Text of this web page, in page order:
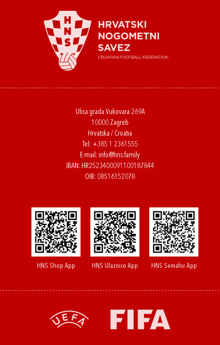
Ulica grada Vukovara 269A
10000 Zagreb
Hrvatska / Croatia
Tel: +385 1 2361555
E-mail: info@hns.family
IBAN: HR2523400091100187844
OIB: 08516152078
HNS Shop App HNS Ulaznice App HNS Semafor App